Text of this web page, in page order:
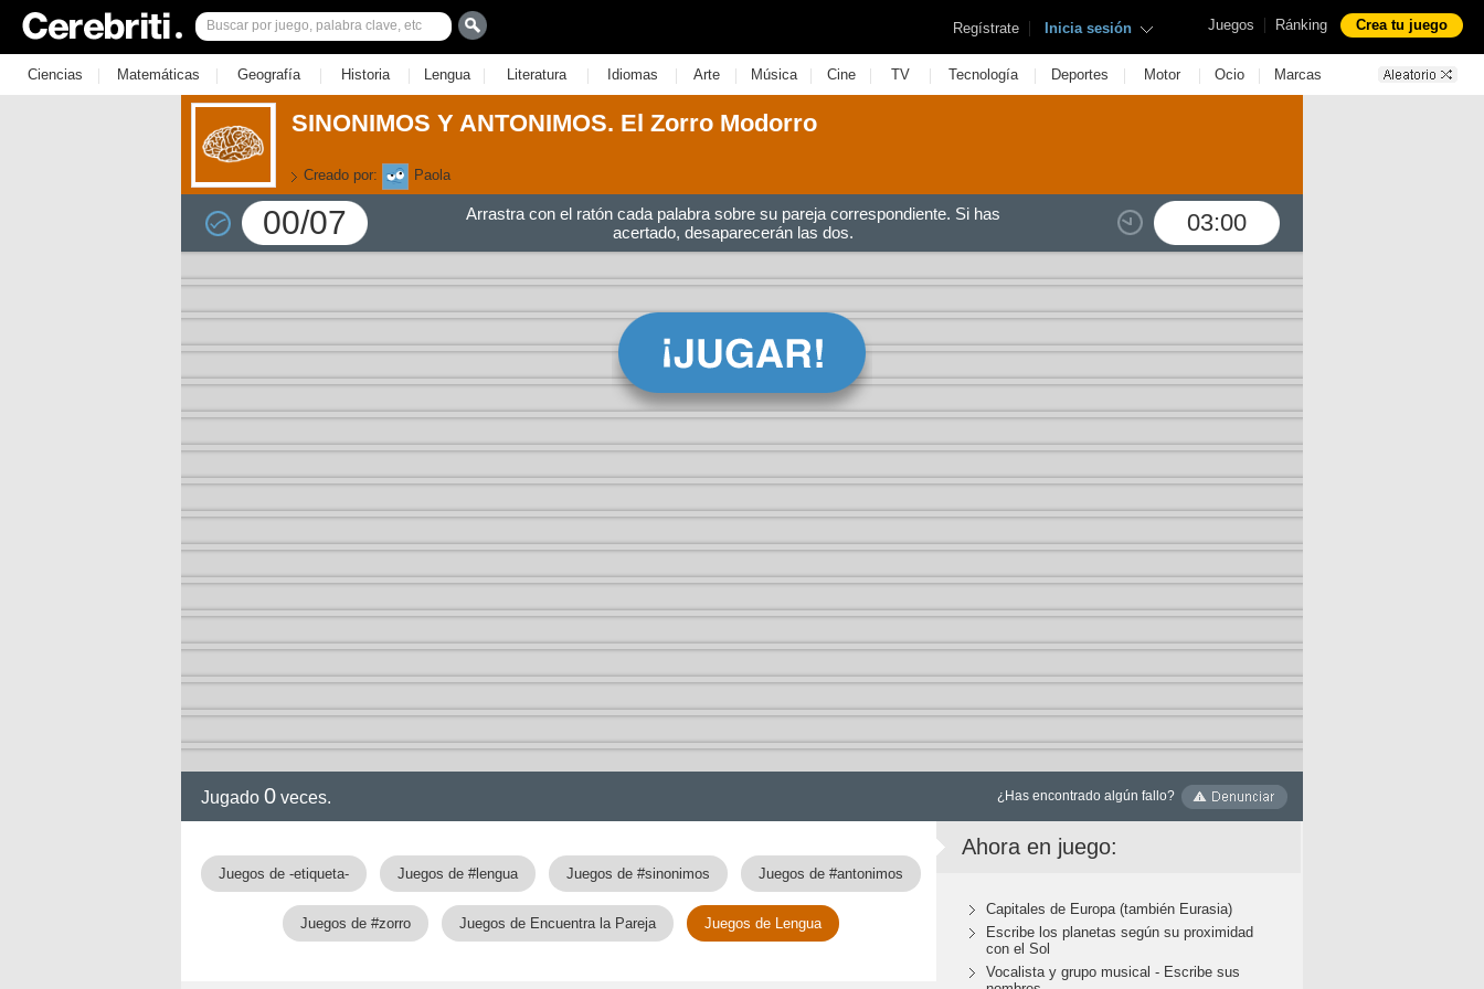
Juegos | Ránking Crea tu juego
Regístrate | Inicia sesión
Ciencias | Matemáticas | Geografía | Historia | Lengua | Literatura | Idiomas | Arte | Música | Cine | TV | Tecnología | Deportes | Motor | Ocio | Marcas
SINONIMOS Y ANTONIMOS. El Zorro Modorro
Creado por: Paola
00/07 03:00
Arrastra con el ratón cada palabra sobre su pareja correspondiente. Si has
acertado, desaparecerán las dos.
Jugado 0 veces. ¿Has encontrado algún fallo?
Juegos de -etiqueta- Juegos de #lengua Juegos de #sinonimos Juegos de #antonimos
Juegos de #zorro Juegos de Encuentra la Pareja Juegos de Lengua
Ahora en juego:
Capitales de Europa (también Eurasia)
Escribe los planetas según su proximidad
con el Sol
Vocalista y grupo musical - Escribe sus